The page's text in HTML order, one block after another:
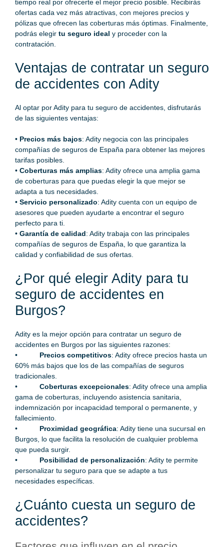
tiempo real por ofrecerte el mejor precio posible. Recibirás
ofertas cada vez más atractivas, con mejores precios y
pólizas que ofrecen las coberturas más óptimas. Finalmente,
podrás elegir tu seguro ideal y proceder con la
contratación.
Ventajas de contratar un seguro
de accidentes con Adity
Al optar porAdity para tu seguro de accidentes, disfrutarás
de las siguientes ventajas:
• Precios más bajos: Adity negocia con las principales
compañías de seguros de España para obtener las mejores
tarifas posibles.
• Coberturas más amplias: Adity ofrece una amplia gama
de coberturas para que puedas elegir la que mejor se
adapta a tus necesidades.
• Servicio personalizado: Adity cuenta con un equipo de
asesores que pueden ayudarte a encontrar el seguro
perfecto para ti.
• Garantía de calidad: Adity trabaja con las principales
compañías de seguros de España, lo que garantiza la
calidad y confiabilidad de sus ofertas.
¿Por qué elegir Adity para tu
seguro de accidentes en
Burgos?
Adity es la mejor opción para contratar un seguro de
accidentes en Burgos por las siguientes razones:
• Precios competitivos: Adity ofrece precios hasta un
60% más bajos que los de las compañías de seguros
tradicionales.
• Coberturas excepcionales: Adity ofrece una amplia
gama de coberturas, incluyendo asistencia sanitaria,
indemnización por incapacidad temporal o permanente, y
fallecimiento.
• Proximidad geográfica: Adity tiene una sucursal en
Burgos, lo que facilita la resolución de cualquier problema
que pueda surgir.
• Posibilidad de personalización: Adity te permite
personalizar tu seguro para que se adapte a tus
necesidades específicas.
¿Cuánto cuesta un seguro de
accidentes?